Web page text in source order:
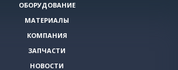
ОБОРУДОВАНИЕ
МАТЕРИАЛЫ
КОМПАНИЯ
ЗАПЧАСТИ
НОВОСТИ